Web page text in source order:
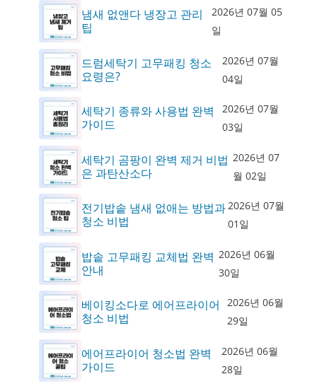
냄새 없앤다 냉장고 관리
팁
2026년 07월 05
일
드럼세탁기 고무패킹 청소
요령은?
2026년 07월
04일
세탁기 종류와 사용법 완벽
가이드
2026년 07월
03일
세탁기 곰팡이 완벽 제거 비법
은 과탄산소다
2026년 07
월 02일
전기밥솥 냄새 없애는 방법과
청소 비법
2026년 07월
01일
밥솥 고무패킹 교체법 완벽
안내
2026년 06월
30일
베이킹소다로 에어프라이어
청소 비법
2026년 06월
29일
에어프라이어 청소법 완벽
가이드
2026년 06월
28일